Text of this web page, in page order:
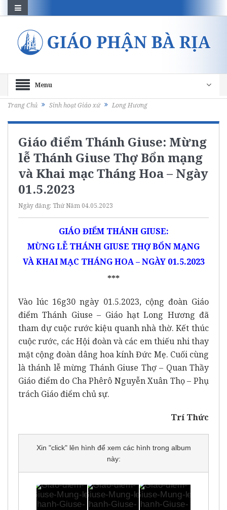
Menu
Trang Chủ Sinh hoạt Giáo xứ Long Hương
Giáo điểm Thánh Giuse: Mừng
lễ Thánh Giuse Thợ Bổn mạng
và Khai mạc Tháng Hoa – Ngày
01.5.2023
Ngày đăng: Thứ Năm 04.05.2023
GIÁO ĐIỂM THÁNH GIUSE:
MỪNG LỄ THÁNH GIUSE THỢBỔN MẠNG
VÀ KHAI MẠC THÁNG HOA –NGÀY 01.5.2023
***
Vào lúc 16g30 ngày 01.5.2023, cộng đoàn Giáo
điểm Thánh Giuse – Giáo hạt Long Hương đã
tham dự cuộc rước kiệu quanh nhà thờ. Kết thúc
cuộc rước, các Hội đoàn và các em thiếu nhi thay
mặt cộng đoàn dâng hoa kính Đức Mẹ. Cuối cùng
là thánh lễ mừng Thánh Giuse Thợ – Quan Thầy
Giáo điểm do Cha Phêrô Nguyễn Xuân Thọ – Phụ
trách Giáo điểm chủ sự.
Trí Thức
Xin "click" lên hình để xem các hình trong album
này: